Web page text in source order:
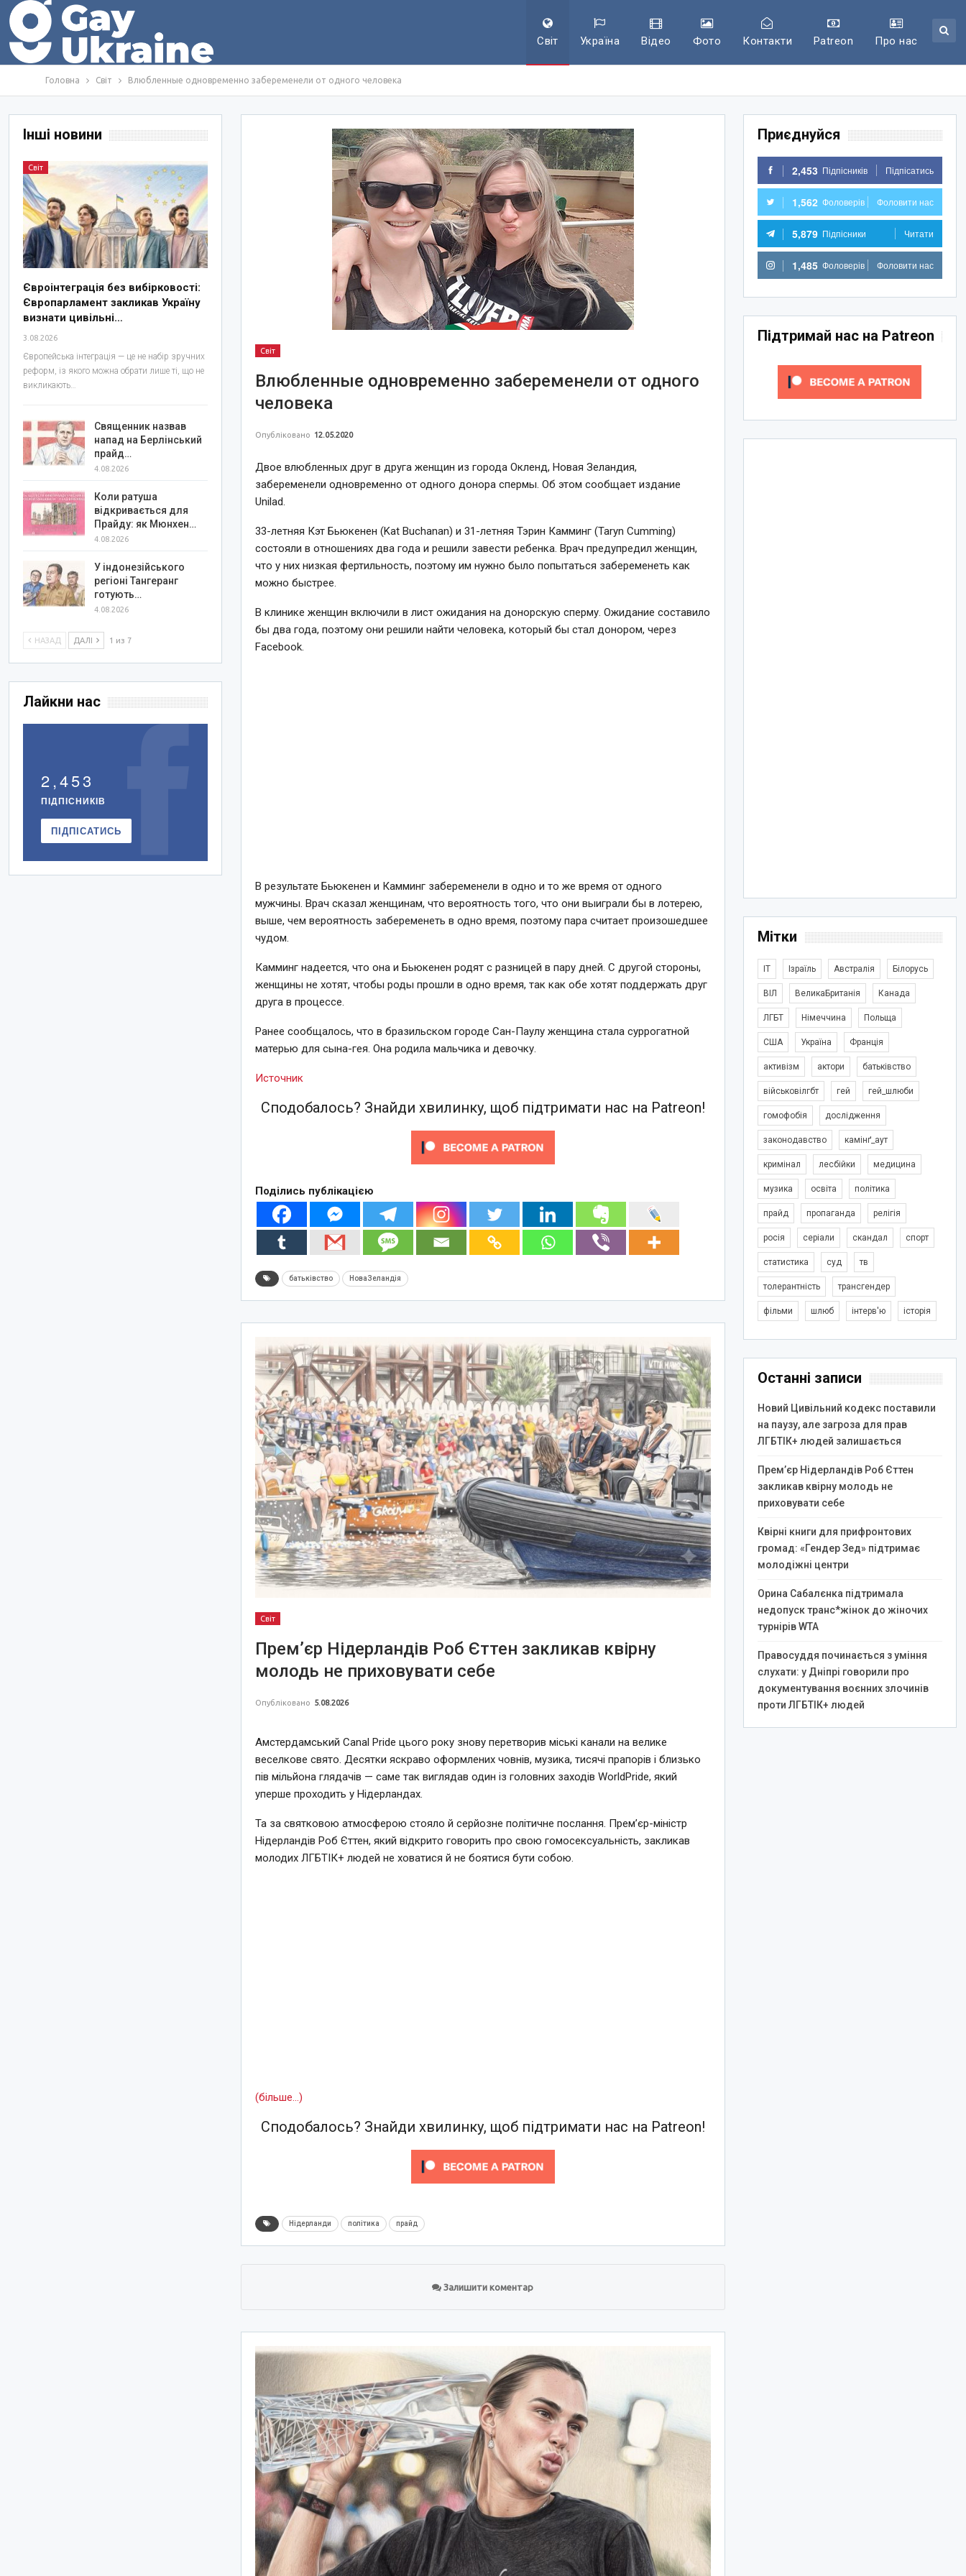
Світ Україна Відео Фото Контакти Patreon Про нас
Головна Світ Влюбленные одновременно забеременели от одного человека
Світ
Влюбленные одновременно забеременели от одного
человека
Опубліковано 12.05.2020
Двое влюбленных друг в друга женщин из города Окленд, Новая Зеландия,
забеременели одновременно от одного донора спермы. Об этом сообщает издание
Unilad.
33-летняя Кэт Бьюкенен (Kat Buchanan) и 31-летняя Тэрин Камминг (Taryn Cumming)
состояли в отношениях два года и решили завести ребенка. Врач предупредил женщин,
что у них низкая фертильность, поэтому им нужно было попытаться забеременеть как
можно быстрее.
В клинике женщин включили в лист ожидания на донорскую сперму. Ожидание составило
бы два года, поэтому они решили найти человека, который бы стал донором, через
Facebook.
В результате Бьюкенен и Камминг забеременели в одно и то же время от одного
мужчины. Врач сказал женщинам, что вероятность того, что они выиграли бы в лотерею,
выше, чем вероятность забеременеть в одно время, поэтому пара считает произошедшее
чудом.
Камминг надеется, что она и Бьюкенен родят с разницей в пару дней. С другой стороны,
женщины не хотят, чтобы роды прошли в одно время, так как обе хотят поддержать друг
друга в процессе.
Ранее сообщалось, что в бразильском городе Сан-Паулу женщина стала суррогатной
матерью для сына-гея. Она родила мальчика и девочку.
Источник
Сподобалось? Знайди хвилинку, щоб підтримати нас на Patreon!
Поділись публікацією
батьківство НоваЗеландія
Світ
Прем’єр Нідерландів Роб Єттен закликав квірну
молодь не приховувати себе
Опубліковано 5.08.2026
Амстердамський Canal Pride цього року знову перетворив міські канали на велике
веселкове свято. Десятки яскраво оформлених човнів, музика, тисячі прапорів і близько
пів мільйона глядачів — саме так виглядав один із головних заходів WorldPride, який
уперше проходить у Нідерландах.
Та за святковою атмосферою стояло й серйозне політичне послання. Прем’єр-міністр
Нідерландів Роб Єттен, який відкрито говорить про свою гомосексуальність, закликав
молодих ЛГБТІК+ людей не ховатися й не боятися бути собою.
(більше…)
Сподобалось? Знайди хвилинку, щоб підтримати нас на Patreon!
Нідерланди політика прайд
Залишити коментар
Приєднуйся
2,453 Підпісників Підпісатись
1,562 Фоловерів Фоловити нас
5,879 Підпісники Читати
1,485 Фоловерів Фоловити нас
Підтримай нас на Patreon
Мітки
IT Ізраїль Австралія Білорусь
ВІЛ ВеликаБританія Канада
ЛГБТ Німеччина Польща
США Україна Франція
активізм актори батьківство
військовілгбт гей гей_шлюби
гомофобія дослідження
законодавство камінґ_аут
кримінал лесбійки медицина
музика освіта політика
прайд пропаганда релігія
росія серіали скандал спорт
статистика суд тв
толерантність трансгендер
фільми шлюб інтерв'ю історія
Останні записи
Новий Цивільний кодекс поставили
на паузу, але загроза для прав
ЛГБТІК+ людей залишається
Прем’єр Нідерландів Роб Єттен
закликав квірну молодь не
приховувати себе
Квірні книги для прифронтових
громад: «Гендер Зед» підтримає
молодіжні центри
Орина Сабалєнка підтримала
недопуск транс*жінок до жіночих
турнірів WTA
Правосуддя починається з уміння
слухати: у Дніпрі говорили про
документування воєнних злочинів
проти ЛГБТІК+ людей
Інші новини
Світ
Євроінтеграція без вибірковості:
Європарламент закликав Україну
визнати цивільні…
3.08.2026
Європейська інтеграція — це не набір зручних
реформ, із якого можна обрати лише ті, що не
викликають…
Священник назвав
напад на Берлінський
прайд…
4.08.2026
Коли ратуша
відкривається для
Прайду: як Мюнхен…
4.08.2026
У індонезійського
регіоні Тангеранг
готують…
4.08.2026
НАЗАД ДАЛІ 1 из 7
Лайкни нас
2,453
ПІДПІСНИКІВ
ПІДПІСАТИСЬ